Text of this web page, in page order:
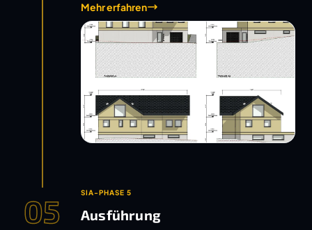
Mehr erfahren
05 SIA-PHASE 5
Ausführung